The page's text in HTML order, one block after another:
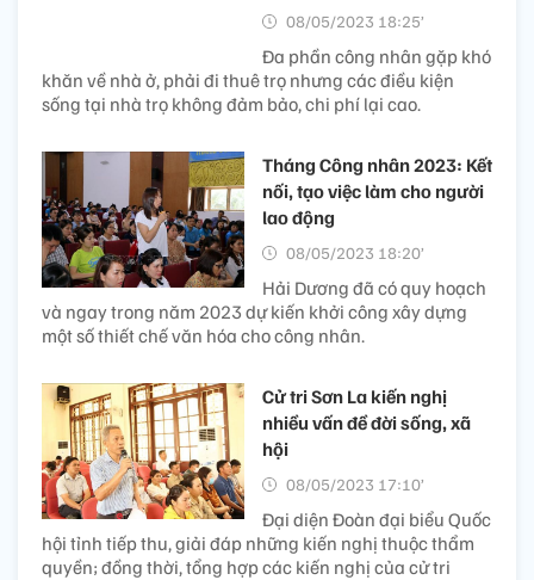
08/05/2023 18:25’
Đa phần công nhân gặp khó
khăn về nhà ở, phải đi thuê trọ nhưng các điều kiện
sống tại nhà trọ không đảm bảo, chi phí lại cao.
Tháng Công nhân 2023: Kết
nối, tạo việc làm cho người
lao động
08/05/2023 18:20’
Hải Dương đã có quy hoạch
và ngay trong năm 2023 dự kiến khởi công xây dựng
một số thiết chế văn hóa cho công nhân.
Cử tri Sơn La kiến nghị
nhiều vấn đề đời sống, xã
hội
08/05/2023 17:10’
Đại diện Đoàn đại biểu Quốc
hội tỉnh tiếp thu, giải đáp những kiến nghị thuộc thẩm
quyền; đồng thời, tổng hợp các kiến nghị của cử tri